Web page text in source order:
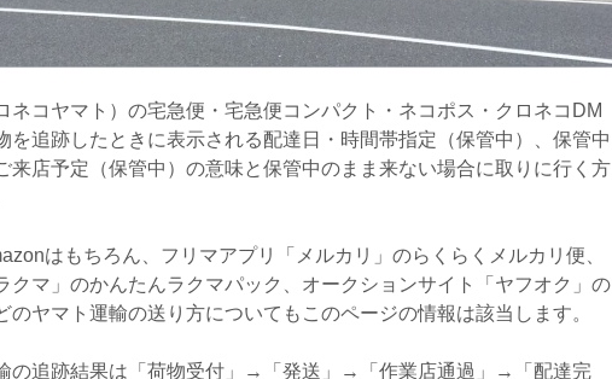
ネコヤマト）の宅急便・宅急便コンパクト・ネコポス・クロネコDM
を追跡したときに表示される配達日・時間帯指定（保管中）、保管中
来店予定（保管中）の意味と保管中のまま来ない場合に取りに行く方
はもちろん、フリマアプリ「メルカリ」のらくらくメルカリ便、
クマ」のかんたんラクマパック、オークションサイト「ヤフオク」の
のヤマト運輸の送り方についてもこのページの情報は該当します。
の追跡結果は「荷物受付」→「発送」→「作業店通過」→「配達完